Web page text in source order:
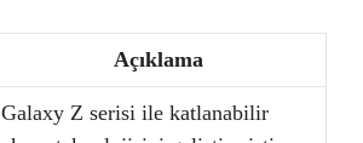
Açıklama
Galaxy Z serisi ile katlanabilir